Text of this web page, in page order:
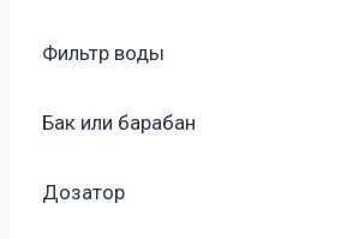
Фильтр воды
Бак или барабан
Дозатор